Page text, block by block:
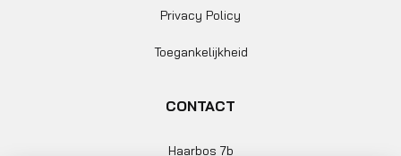
Privacy Policy
Toegankelijkheid
CONTACT
Haarbos 7b